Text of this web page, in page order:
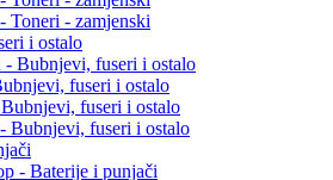
Toneri - zamjenski
i ostalo
- Bubnjevi, fuseri i ostalo
fuseri i ostalo
fuseri i ostalo
Bubnjevi, fuseri i ostalo
- Baterije i punjači